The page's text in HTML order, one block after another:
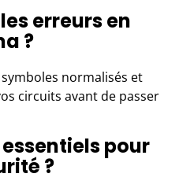
erreurs en
?
normalisés et
circuits avant de passer
pour
?